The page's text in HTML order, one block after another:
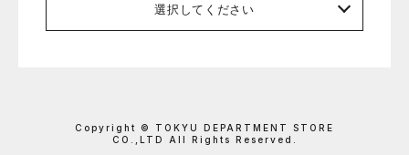
選択してください
Copyright © TOKYU DEPARTMENT STORE
CO.,LTD All Rights Reserved.